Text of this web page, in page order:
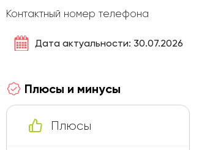
Контактный номер телефона
Дата актуальности: 30.07.2026
Плюсы и минусы
Плюсы